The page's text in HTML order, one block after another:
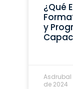
¿Qué
y
Asdrubal
de 2024